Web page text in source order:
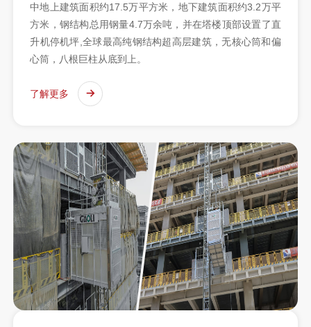
中地上建筑面积约17.5万平方米，地下建筑面积约3.2万平
方米，钢结构总用钢量4.7万余吨，并在塔楼顶部设置了直
升机停机坪,全球最高纯钢结构超高层建筑，无核心筒和偏
心筒，八根巨柱从底到上。
了解更多